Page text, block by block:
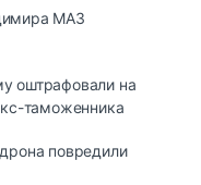
МАЗ
оштрафовали на
таможенника
повредили